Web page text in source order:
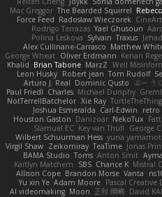
Mac Greggor The Bearded Squirrel
Force Feed Radosław Wieczorek
Rodrigo Terrazas Yael Ghusoun
Polina Leskova Sylvain Traxus
Alex Cullinane-Carrasco Matthew
George Wheat Oliver Erdmann Kenan
Khalid Brian Tabone MarzZ Well
Leon Husky Robert jean Tom Rudolf
Arturo J. Real Dominic Qusto ぶー うじ
Paul Friedl Charles Michael Dunphy
NotTerrellBatchelor Xie Ray TurtleTheThing
Joshua Esmeralda Carl-Edwin retro
Houston Gaston Danizoar NekoTux
Slamuel EC Key van Thull George
Wilbert Schuurman Hess yuna
Virgil Shaw Zeikomiray TeaTime Jonas
BAMA Studio Toms Anton Smit
Kaitlyn Matchem
SBS Chance K Mistral
Allison Cope Brandon Morse Vanta
Yu xin Ye Adam Moore Pascal Creative
AI videomaking Moon 正和 綱嶋 David